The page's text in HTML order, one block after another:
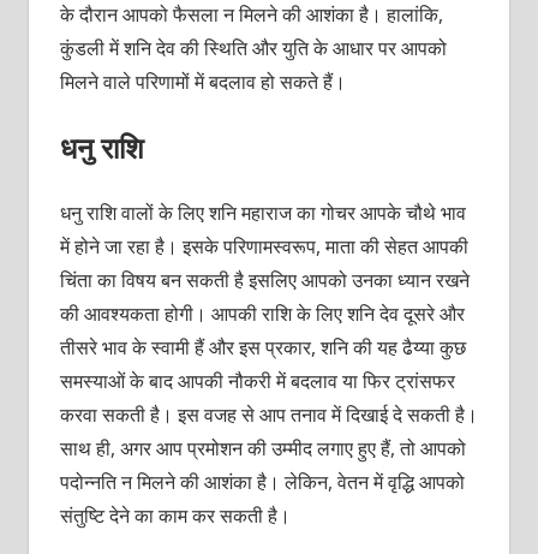
के दौरान आपको फैसला न मिलने की आशंका है। हालांकि,
कुंडली में शनि देव की स्थिति और युति के आधार पर आपको
मिलने वाले परिणामों में बदलाव हो सकते हैं।
धनु राशि
धनु राशि वालों के लिए शनि महाराज का गोचर आपके चौथे भाव
में होने जा रहा है। इसके परिणामस्वरूप, माता की सेहत आपकी
चिंता का विषय बन सकती है इसलिए आपको उनका ध्यान रखने
की आवश्यकता होगी। आपकी राशि के लिए शनि देव दूसरे और
तीसरे भाव के स्वामी हैं और इस प्रकार, शनि की यह ढैय्या कुछ
समस्याओं के बाद आपकी नौकरी में बदलाव या फिर ट्रांसफर
करवा सकती है। इस वजह से आप तनाव में दिखाई दे सकती है।
साथ ही, अगर आप प्रमोशन की उम्मीद लगाए हुए हैं, तो आपको
पदोन्नति न मिलने की आशंका है। लेकिन, वेतन में वृद्धि आपको
संतुष्टि देने का काम कर सकती है।